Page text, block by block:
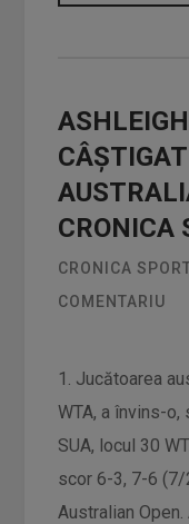
CRONICA
CRONICA
COMENTARIU
1. Jucătoarea
WTA, a învins-
SUA, locul 30
scor 6-3, 7-6
Australian